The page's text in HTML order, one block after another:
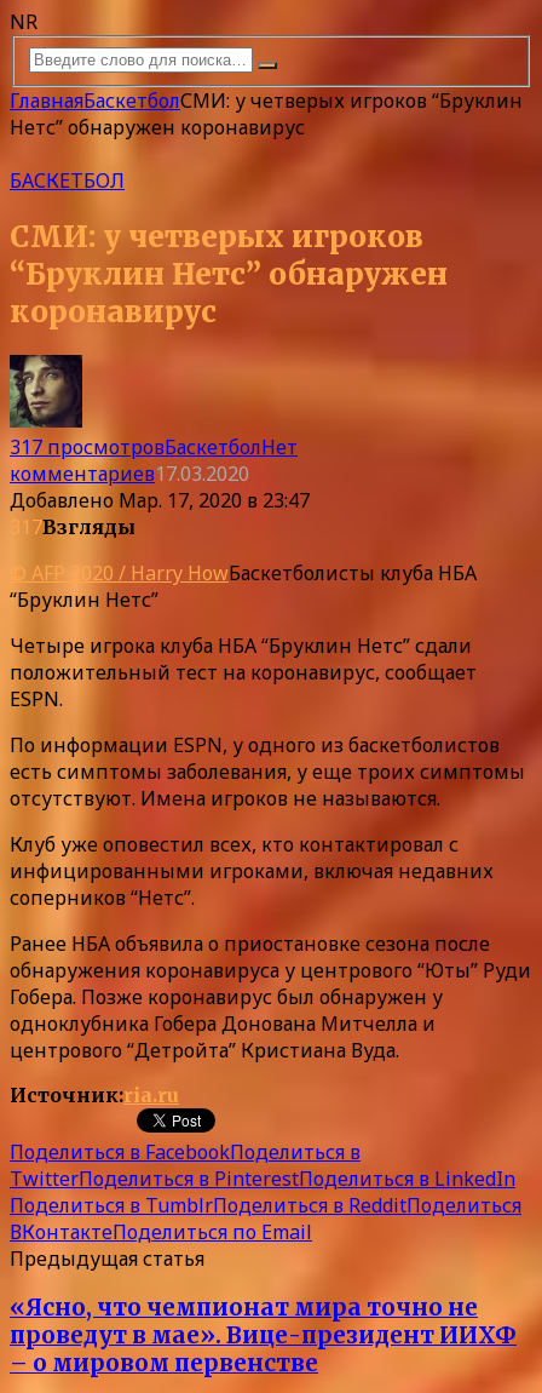
NR
ГлавнаяБаскетболСМИ: у четверых игроков “Бруклин
Нетс” обнаружен коронавирус
БАСКЕТБОЛ
СМИ: у четверых игроков
“Бруклин Нетс” обнаружен
коронавирус
317 просмотровБаскетболНет
комментариев17.03.2020
Добавлено Мар. 17, 2020 в 23:47
317Взгляды
© AFP 2020 / Harry HowБаскетболисты клуба НБА
“Бруклин Нетс”
Четыре игрока клуба НБА “Бруклин Нетс” сдали
положительный тест на коронавирус, сообщает
ESPN.
По информации ESPN, у одного из баскетболистов
есть симптомы заболевания, у еще троих симптомы
отсутствуют. Имена игроков не называются.
Клуб уже оповестил всех, кто контактировал с
инфицированными игроками, включая недавних
соперников “Нетс”.
Ранее НБА объявила о приостановке сезона после
обнаружения коронавируса у центрового “Юты” Руди
Гобера. Позже коронавирус был обнаружен у
одноклубника Гобера Донована Митчелла и
центрового “Детройта” Кристиана Вуда.
Источник:ria.ru
Поделиться в FacebookПоделиться в
TwitterПоделиться в PinterestПоделиться в LinkedIn
Поделиться в TumblrПоделиться в RedditПоделиться
ВКонтактеПоделиться по Email
Предыдущая статья
«Ясно, что чемпионат мира точно не
проведут в мае». Вице-президент ИИХФ
– о мировом первенстве